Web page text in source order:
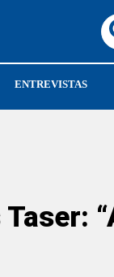
ENTREVISTAS